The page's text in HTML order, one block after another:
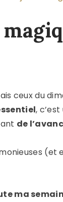
ceux du
,
de
ma